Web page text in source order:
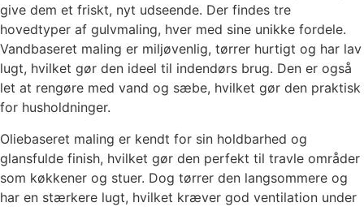
give dem et friskt, nyt udseende. Der findes tre
hovedtyper af gulvmaling, hver med sine unikke fordele.
Vandbaseret maling er miljøvenlig, tørrer hurtigt og har lav
lugt, hvilket gør den ideel til indendørs brug. Den er også
let at rengøre med vand og sæbe, hvilket gør den praktisk
for husholdninger.
Oliebaseret maling er kendt for sin holdbarhed og
glansfulde finish, hvilket gør den perfekt til travle områder
som køkkener og stuer. Dog tørrer den langsommere og
har en stærkere lugt, hvilket kræver god ventilation under